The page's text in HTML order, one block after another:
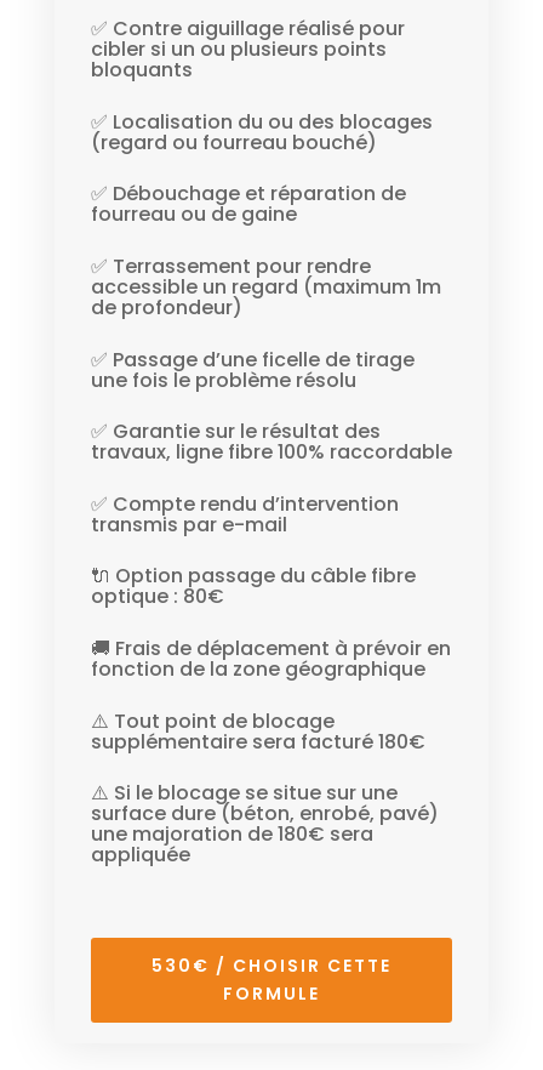
✅ Contre aiguillage réalisé pour
cibler si un ou plusieurs points
bloquants
✅ Localisation du ou des blocages
(regard ou fourreau bouché)
✅ Débouchage et réparation de
fourreau ou de gaine
✅ Terrassement pour rendre
accessible un regard (maximum 1m
de profondeur)
✅ Passage d’une ficelle de tirage
une fois le problème résolu
✅ Garantie sur le résultat des
travaux, ligne fibre 100% raccordable
✅ Compte rendu d’intervention
transmis par e-mail
🔌 Option passage du câble fibre
optique : 80€
🚚 Frais de déplacement à prévoir en
fonction de la zone géographique
⚠️ Tout point de blocage
supplémentaire sera facturé 180€
⚠️ Si le blocage se situe sur une
surface dure (béton, enrobé, pavé)
une majoration de 180€ sera
appliquée
530€ / CHOISIR CETTE
FORMULE